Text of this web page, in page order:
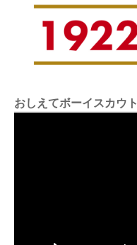
おしえてボーイスカウト